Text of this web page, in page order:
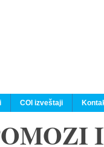
COI izveštaji